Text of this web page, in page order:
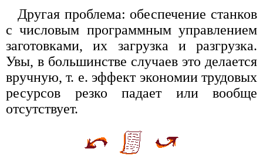
Другая проблема: обеспечение станков
с числовым программным управлением
заготовками, их загрузка и разгрузка.
Увы, в большинстве случаев это делается
вручную, т. е. эффект экономии трудовых
ресурсов резко падает или вообще
отсутствует.